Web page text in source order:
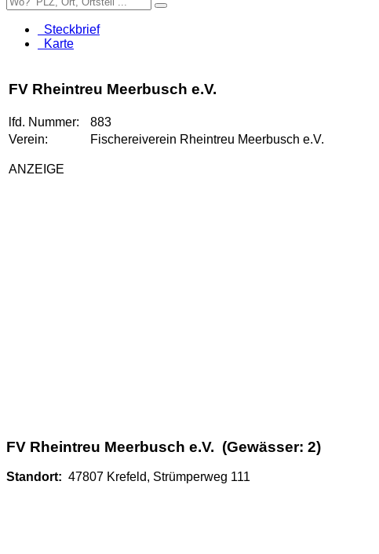
Steckbrief
Karte
FV Rheintreu Meerbusch e.V.
lfd. Nummer:
883
Verein:
Fischereiverein Rheintreu Meerbusch e.V.
ANZEIGE
FV Rheintreu Meerbusch e.V. (Gewässer: 2)
Standort: 47807 Krefeld, Strümperweg 111